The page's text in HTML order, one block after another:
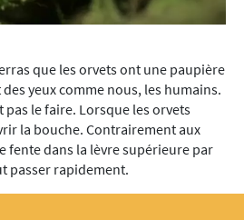
que les orvets ont une paupière
yeux comme nous, les humains.
pas le faire. Lorsque les orvets
la bouche. Contrairement aux
fente dans la lèvre supérieure par
passer rapidement.